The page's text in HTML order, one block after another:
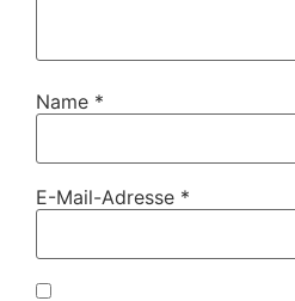
Name *
E-Mail-Adresse *